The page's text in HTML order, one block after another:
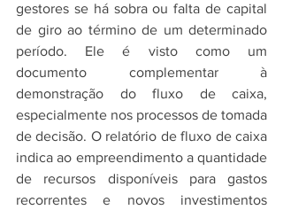
gestores se há sobra ou falta de capital
de giro ao término de um determinado
período. Ele é visto como um
documento complementar à
demonstração do fluxo de caixa,
especialmente nos processos de tomada
de decisão. O relatório de fluxo de caixa
indica ao empreendimento a quantidade
de recursos disponíveis para gastos
recorrentes e novos investimentos